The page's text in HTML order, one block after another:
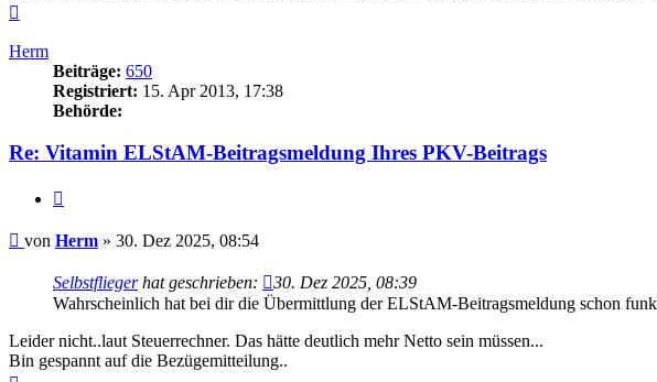
Herm
Beiträge: 650
Registriert: 15. Apr 2013, 17:38
Behörde:
Re: Vitamin ELStAM-Beitragsmeldung Ihres PKV-Beitrags
Beitrag
von Herm » 30. Dez 2025, 08:54
Selbstfliegerhat geschrieben:
30. Dez 2025, 08:39
Wahrscheinlich hat bei dir die Übermittlung der ELStAM-Beitragsmeldung schon
Leider nicht..laut Steuerrechner. Das hätte deutlich mehr Netto sein müssen...
Bin gespannt auf die Bezügemitteilung..